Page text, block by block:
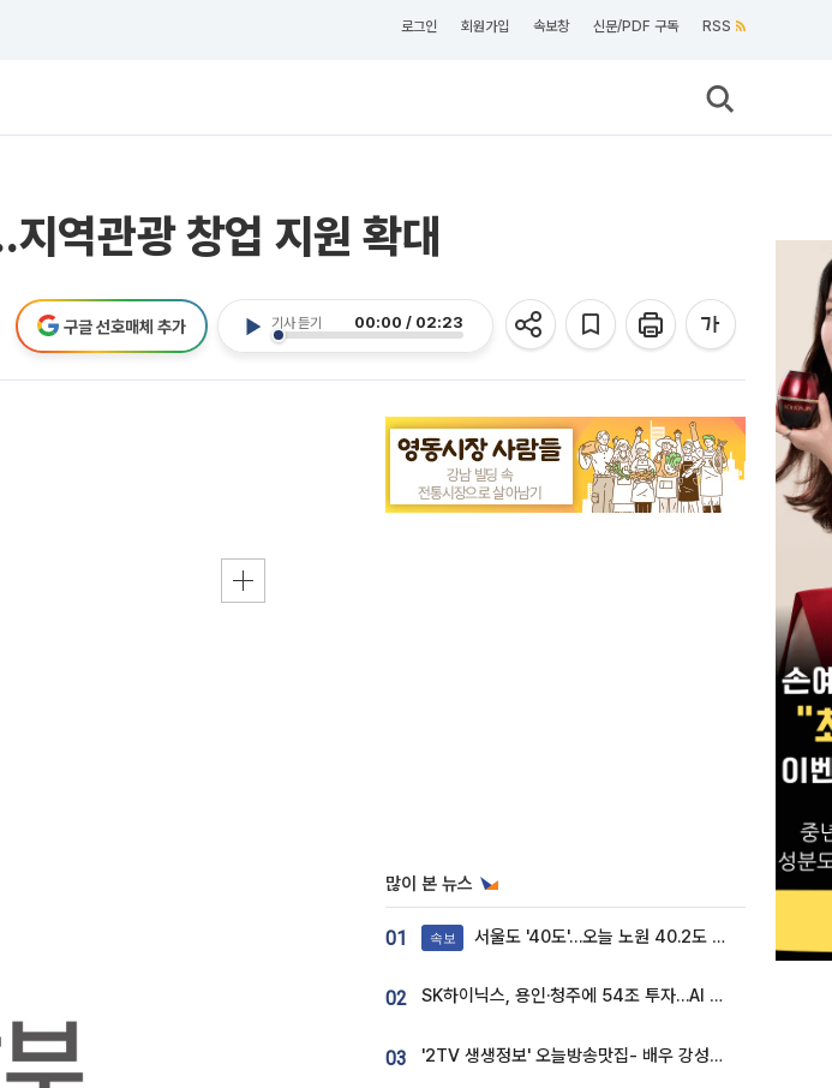
로그인 회원가입 속보창 신문/PDF 구독 RSS
역관광 창업 지원 확대
기사 듣기 00:00 / 02:23
구글 선호매체 추가
많이 본 뉴스
01 속보 서울도 '40도'…오늘 노원 40.2도 기록
02 SK하이닉스, 용인·청주에 54조 투자…AI 메모리 생산기지 키운다
03 '2TV 생생정보' 오늘방송맛집- 배우 강성진 단골! 쌀국수ㆍ푸팟퐁 커리 맛집 '블○○○'